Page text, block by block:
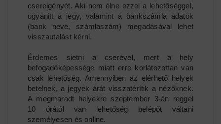
csereigényét. Aki nem élne ezzel a lehetőséggel,
ugyanitt a jegy, valamint a bankszámla adatok
(bank neve, számlaszám) megadásával lehet
visszautalást kérni.
Érdemes sietni a cserével, mert a hely
befogadóképessége miatt erre korlátozottan van
csak lehetőség. Amennyiben az elérhető helyek
betelnek, a jegyek árát visszatérítik a nézőknek.
A megmaradt helyekre szeptember 3-án reggel
10 órától van lehetőség belépőt váltani
személyesen és online.